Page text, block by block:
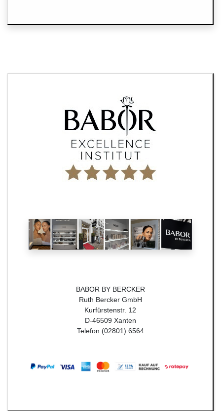
BABOR BY BERCKER
Ruth Bercker GmbH
Kurfürstenstr. 12
D-46509 Xanten
Telefon (02801) 6564